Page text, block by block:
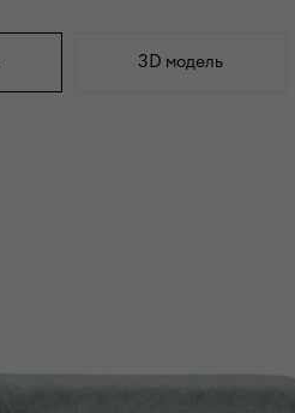
3D модель